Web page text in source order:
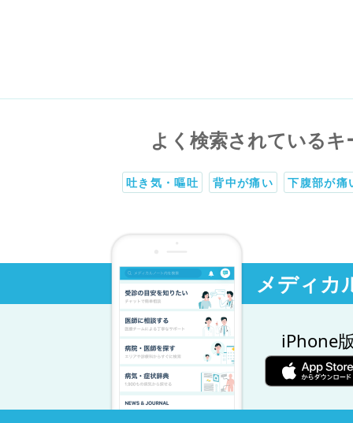
よく検索されているキ
吐き気・嘔吐 背中が痛い 下腹部が痛
メディカ
iPhone